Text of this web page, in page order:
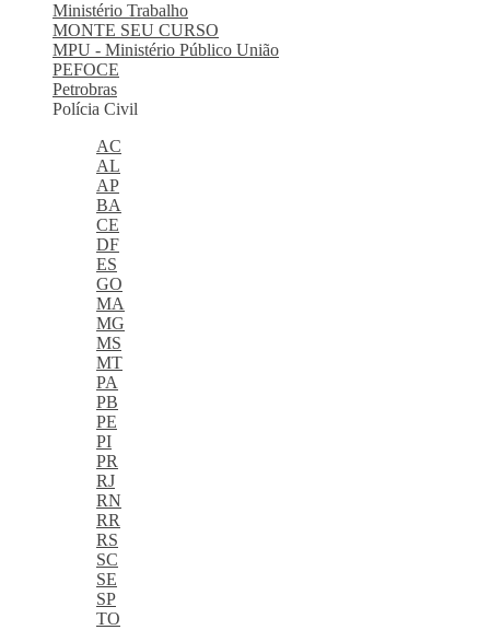
Ministério Trabalho
MONTE SEU CURSO
MPU - Ministério Público União
PEFOCE
Petrobras
Polícia Civil
AC
AL
AP
BA
CE
DF
ES
GO
MA
MG
MS
MT
PA
PB
PE
PI
PR
RJ
RN
RR
RS
SC
SE
SP
TO